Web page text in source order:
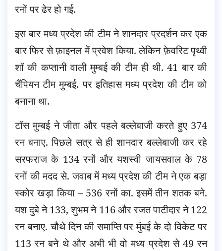
रनों पर ढेर हो गई.
इस बार मध्य प्रदेश की टीम ने शानदार प्रदर्शन कर एक
बार फिर से फ़ाइनल में प्रवेश किया. लेकिन फ़ेवरिट पृथ्वी
शॉ की कप्तानी वाली मुम्बई की टीम ही थी. 41 बार की
चैंपियन टीम मुम्बई. पर इतिहास मध्य प्रदेश की टीम को
बनाना था.
टॉस मुम्बई ने जीता और पहले बल्लेबाजी करते हुए 374
रन बनाए. पिछले सत्र से ही शानदार बल्लेबाजी कर रहे
सरफराज के 134 रनों और यशस्वी जायसवाल के 78
रनों की मदद से. जवाब में मध्य प्रदेश की टीम ने एक बड़ा
स्कोर खड़ा किया – 536 रनों का. इसमें तीन शतक बने.
यश दुबे ने 133, शुभम ने 116 और रजत पाटीदार ने 122
रन बनाए. चौथे दिन की समाप्ति पर मुंबई के दो विकेट पर
113 रन बने थे और अभी भी वो मध्य प्रदेश से 49 रन